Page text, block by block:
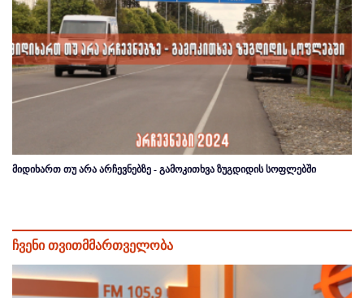
მიდიხართ თუ არა არჩევნებზე - გამოკითხვა ზუგდიდის სოფლებში
ჩვენი თვითმმართველობა